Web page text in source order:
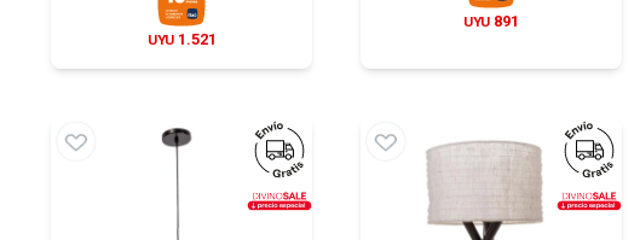
UYU 1.521
UYU 891